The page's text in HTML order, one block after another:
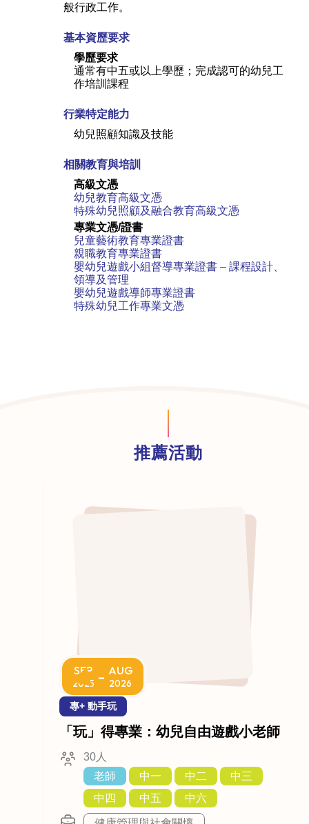
般行政工作。
基本資歷要求
學歷要求
通常有中五或以上學歷；完成認可的幼兒工
作培訓課程
行業特定能力
幼兒照顧知識及技能
相關教育與培訓
高級文憑
幼兒教育高級文憑
特殊幼兒照顧及融合教育高級文憑
專業文憑/證書
兒童藝術教育專業證書
親職教育專業證書
嬰幼兒遊戲小組督導專業證書 – 課程設計、
領導及管理
嬰幼兒遊戲導師專業證書
特殊幼兒工作專業文憑
推薦活動
SEP
2025 - AUG
2026
專+ 動手玩
「玩」得專業：幼兒自由遊戲小老師
30人
老師
中一 中二
中三
中四
中五 中六